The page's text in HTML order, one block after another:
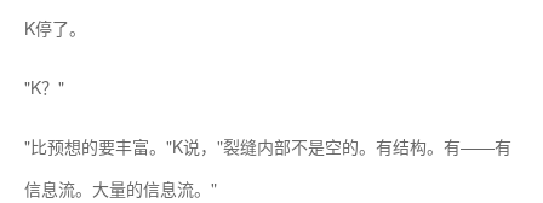
K停了。
"K？"
"比预想的要丰富。"K说，"裂缝内部不是空的。有结构。有——有
信息流。大量的信息流。"